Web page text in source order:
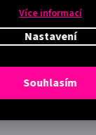
Více informací
Nastavení
Souhlasím